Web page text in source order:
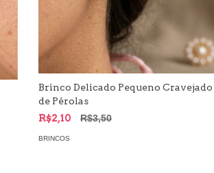
Brinco Delicado Pequeno Cravejado
de Pérolas
R$2,10
R$3,50
BRINCOS